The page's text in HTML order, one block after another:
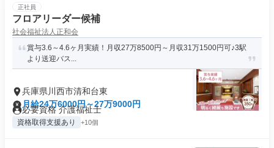
正社員
フロアリーダー候補
社会福祉法人正和会
賞与3.6～4.6ヶ月実績！月収27万8500円～月収31万1500円可♪3駅
より送迎バス...
兵庫県川西市清和台東
月給24万6000円～27万9000円
必要資格 介護福祉士
資格取得支援あり +10個